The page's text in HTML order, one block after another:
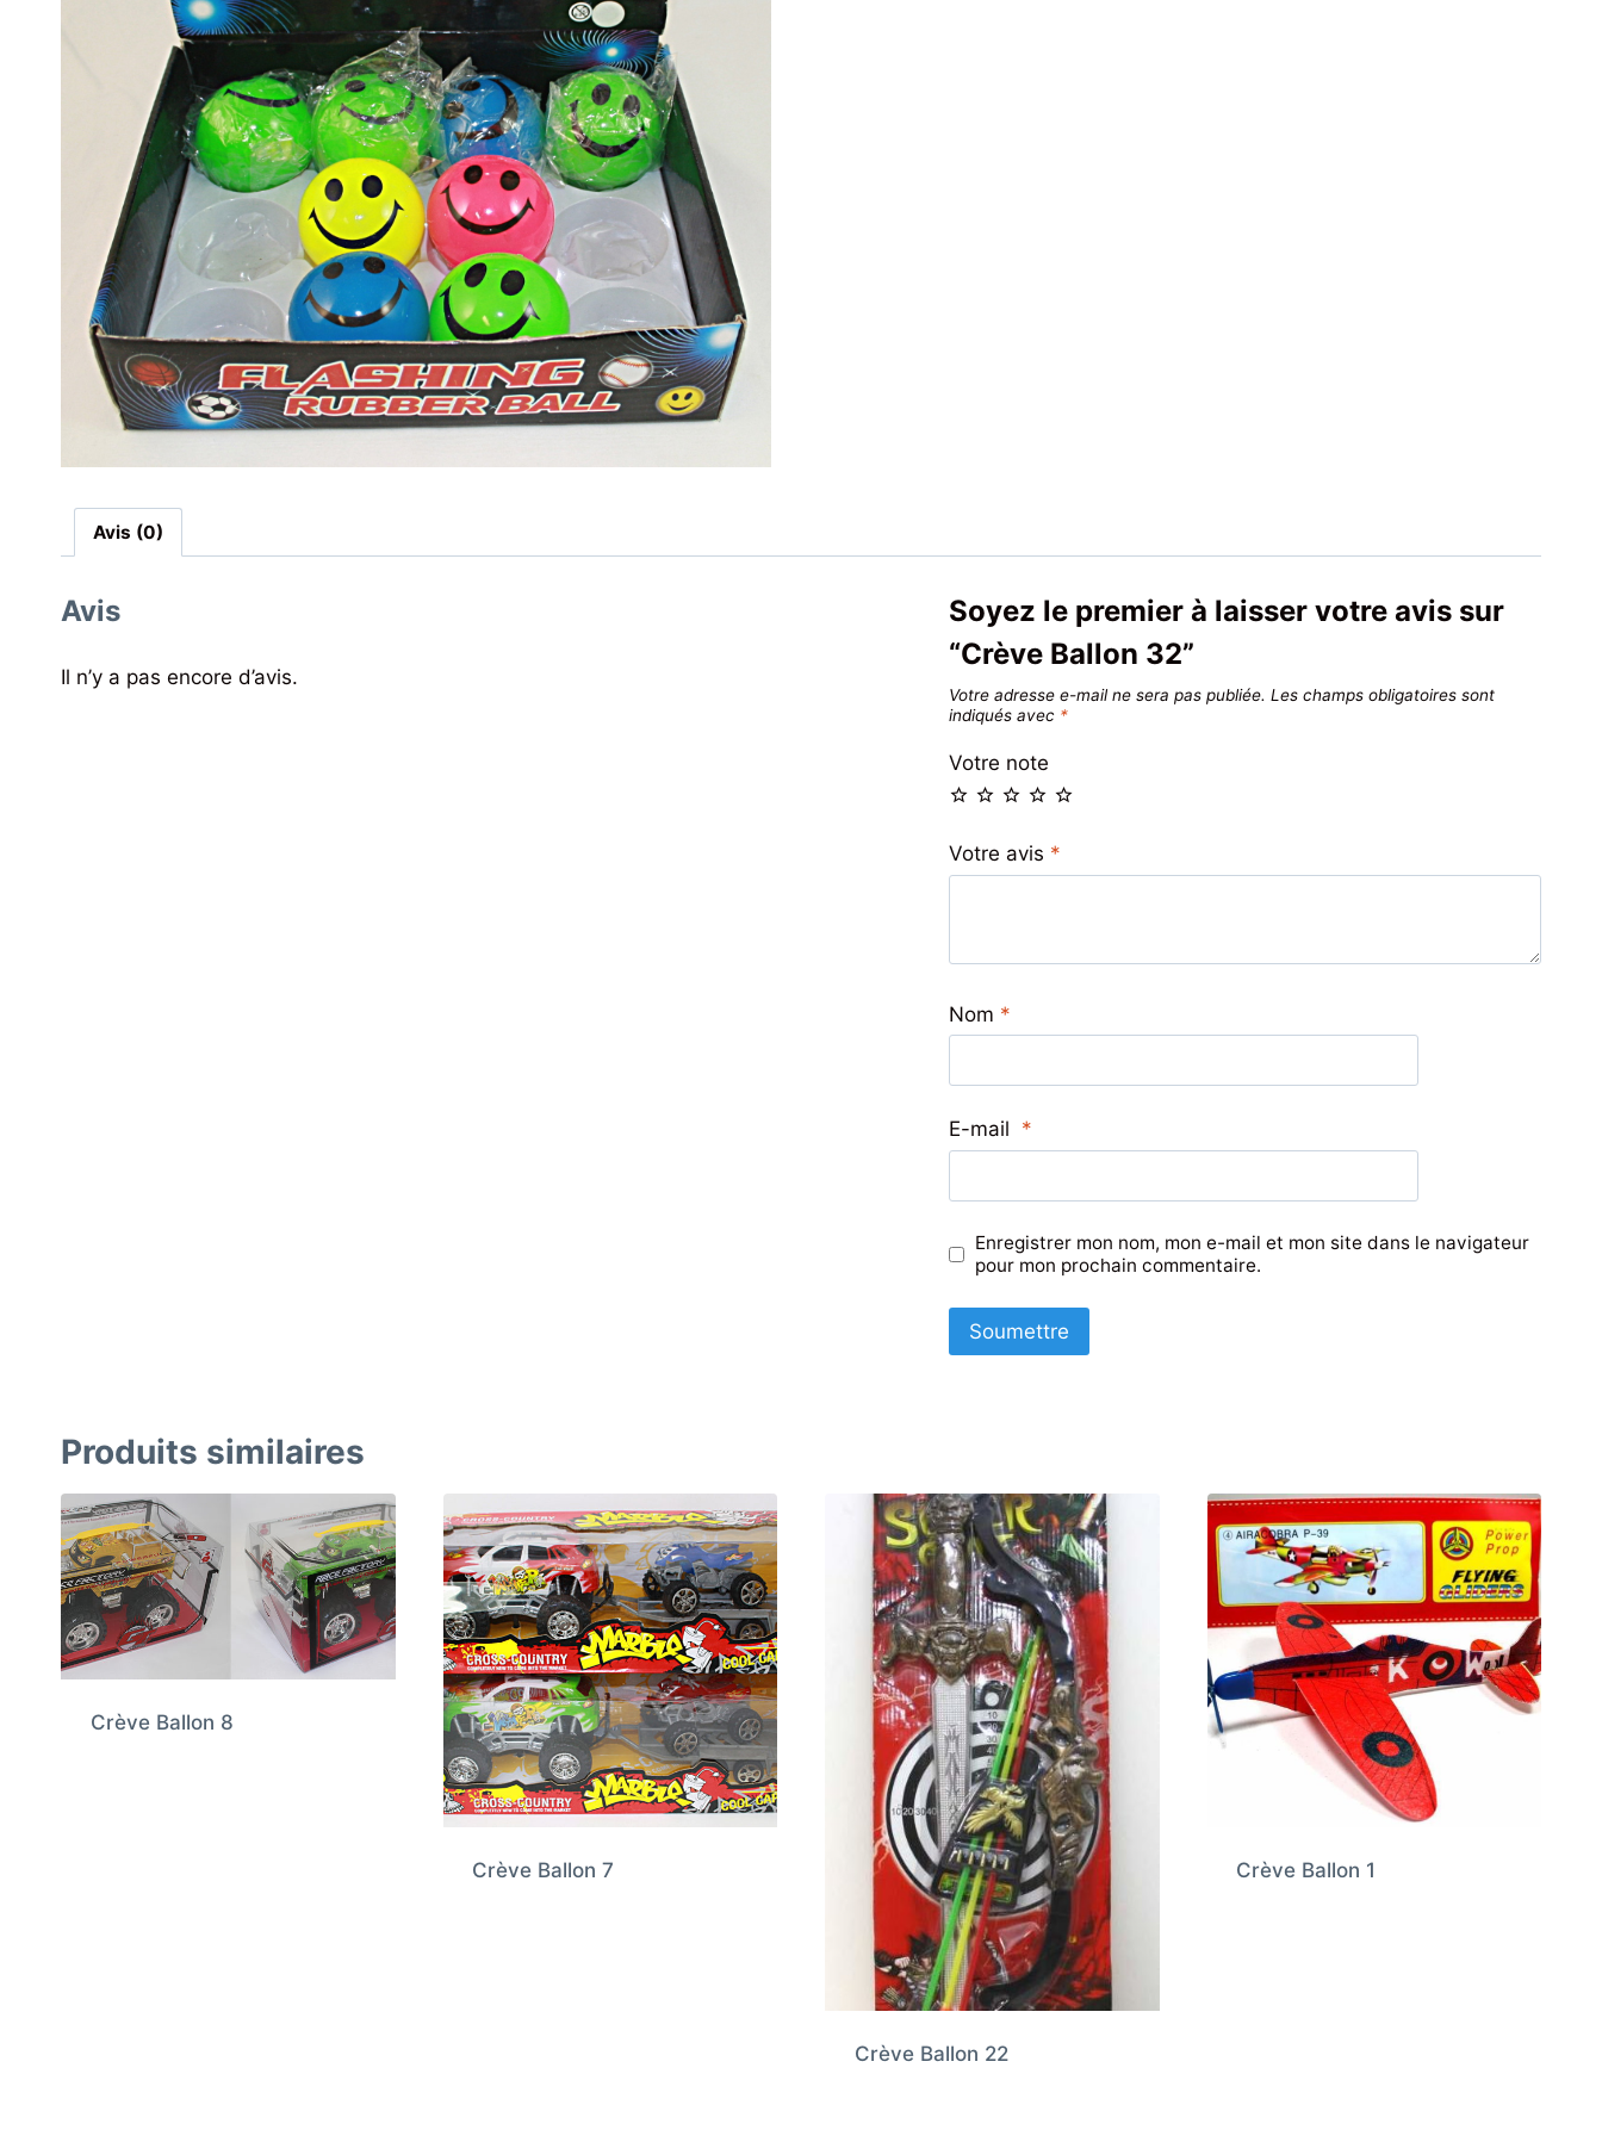
Avis (0)
Avis
Il n’y a pas encore d’avis.
Soyez le premier à laisser votre avis sur
“Crève Ballon 32”
Votre adresse e-mail ne sera pas publiée. Les champs obligatoires sont
indiqués avec *
Votre note
Votre avis *
Nom *
E-mail *
Enregistrer mon nom, mon e-mail et mon site dans le navigateur
pour mon prochain commentaire.
Produits similaires
Crève Ballon 8
Crève Ballon 7
Crève Ballon 22
Crève Ballon 1